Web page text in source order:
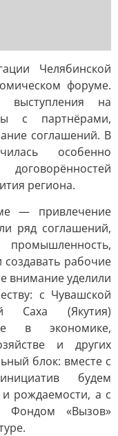
Челябинской
форуме.
выступления на
с партнёрами,
соглашений. В
особенно
региона.
— привлечение
ряд соглашений,
рабочие
внимание уделили
с Чувашской
Саха (Якутия)
в экономике,
и других
блок: вместе с
будем
рождаемости, а с
Фондом «Вызов»